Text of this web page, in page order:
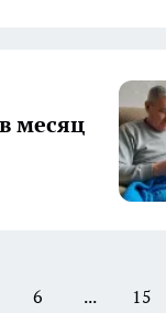
месяц
6 ... 15